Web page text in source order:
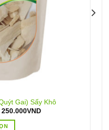
Gai) Sấy Khô
250.000VNDKhoảng